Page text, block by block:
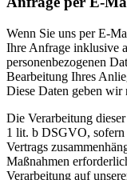
Wenn Sie uns per E-
Ihre Anfrage inklusive
personenbezogenen
Bearbeitung Ihres
Diese Daten geben
Die Verarbeitung
1 lit. b DSGVO,
Vertrags
Maßnahmen
Verarbeitung auf